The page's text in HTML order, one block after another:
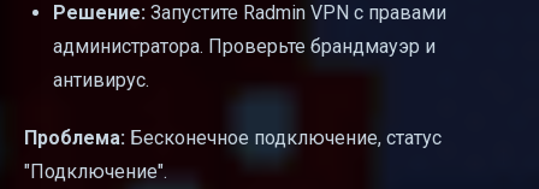
Решение: Запустите Radmin VPN с правами
администратора. Проверьте брандмауэр и
антивирус.
Проблема: Бесконечное подключение, статус
"Подключение".